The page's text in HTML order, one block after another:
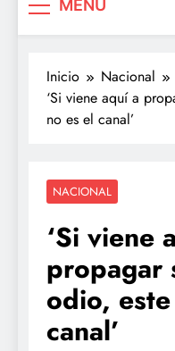
MENÚ
Inicio
Nacional
‘Si viene aquí a
no es el canal’
NACIONAL
‘Si viene
propagar
odio,
canal’